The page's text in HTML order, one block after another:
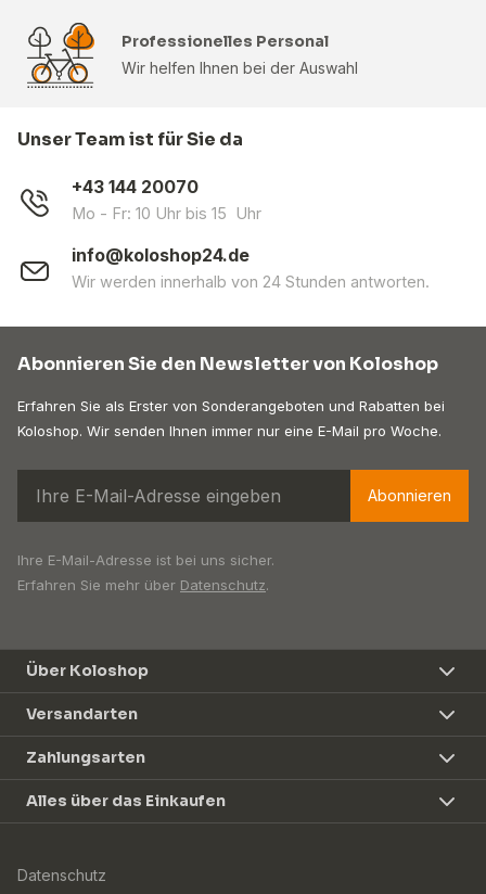
Professionelles Personal
Wir helfen Ihnen bei der Auswahl
Unser Team ist für Sie da
+43 144 20070
Mo - Fr: 10 Uhr bis 15 Uhr
info@koloshop24.de
Wir werden innerhalb von 24 Stunden antworten.
Abonnieren Sie den Newsletter von Koloshop
Erfahren Sie als Erster von Sonderangeboten und Rabatten bei
Koloshop. Wir senden Ihnen immer nur eine E-Mail pro Woche.
Abonnieren
Ihre E-Mail-Adresse ist bei uns sicher.
Erfahren Sie mehr über Datenschutz.
Über Koloshop
Versandarten
Zahlungsarten
Alles über das Einkaufen
Datenschutz